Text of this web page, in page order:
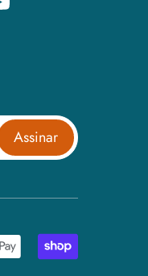
Assinar